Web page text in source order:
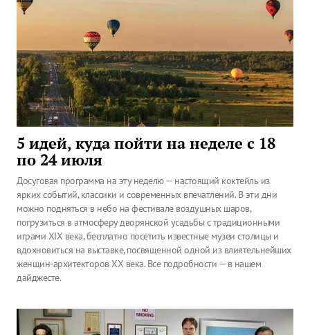
5 идей, куда пойти на неделе с 18
по 24 июля
Досуговая программа на эту неделю — настоящий коктейль из
ярких событий, классики и современных впечатлений. В эти дни
можно подняться в небо на фестивале воздушных шаров,
погрузиться в атмосферу дворянской усадьбы с традиционными
играми XIX века, бесплатно посетить известные музеи столицы и
вдохновиться на выставке, посвященной одной из влиятельнейших
женщин-архитекторов XX века. Все подробности — в нашем
дайджесте.